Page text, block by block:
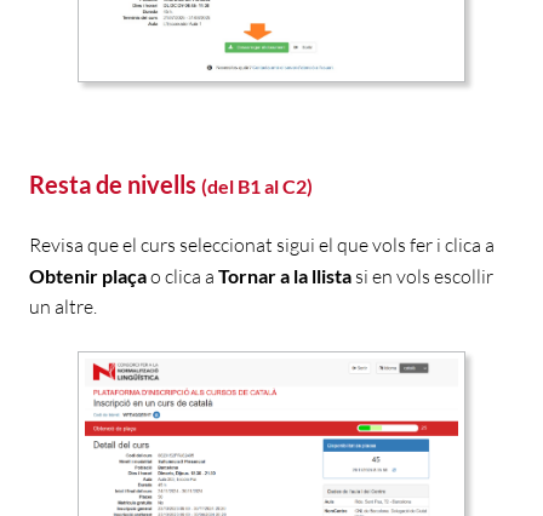
Resta de nivells (del B1 al C2)
Revisa que el curs seleccionat sigui el que vols fer i clica a
Obtenir plaçao clica a Tornar a la llista si en vols escollir
un altre.